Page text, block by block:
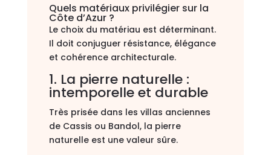
Quels matériaux privilégier sur la
Côte d’Azur ?
Le choix du matériau est déterminant.
Il doit conjuguer résistance, élégance
et cohérence architecturale.
1. La pierre naturelle :
intemporelle et durable
Très prisée dans les villas anciennes
de Cassis ou Bandol, la pierre
naturelle est une valeur sûre.